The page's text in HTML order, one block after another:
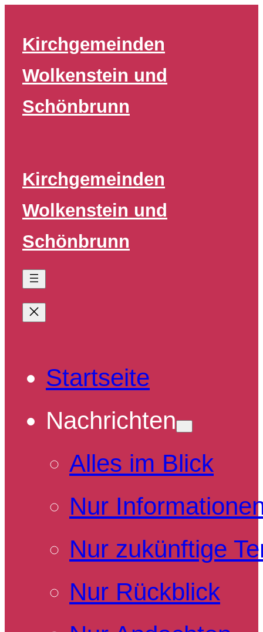
springen
Kirchgemeinden
Wolkenstein und
Schönbrunn
Kirchgemeinden
Wolkenstein und
Schönbrunn
Startseite
Nachrichten
Alles im Blick
Nur
Nur zukünftige
Nur Rückblick